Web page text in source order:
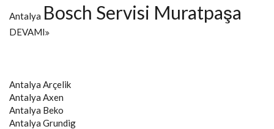
Antalya Bosch Servisi Muratpaşa
DEVAMI
Antalya Arçelik
Antalya Axen
Antalya Beko
Antalya Grundig